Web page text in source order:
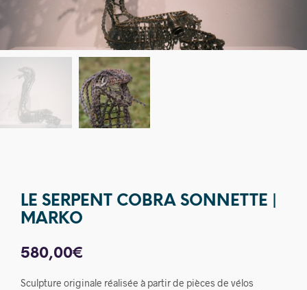
LE SERPENT COBRA SONNETTE |
MARKO
580,00€
Sculpture originale réalisée à partir de pièces de vélos